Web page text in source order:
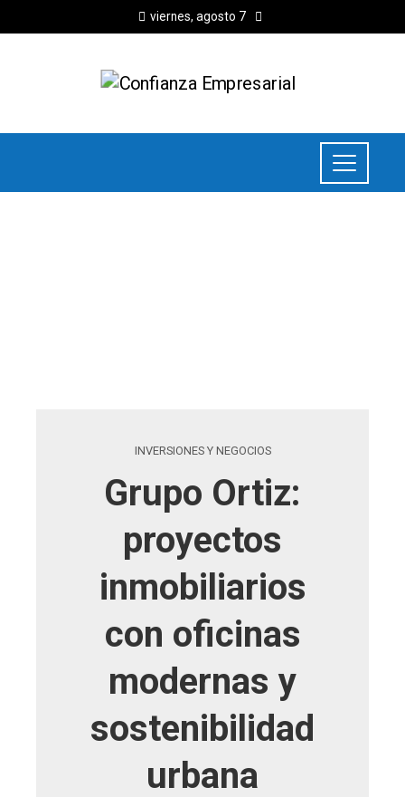
viernes, agosto 7
INVERSIONES Y NEGOCIOS
Grupo Ortiz:
proyectos
inmobiliarios
con oficinas
modernas y
sostenibilidad
urbana